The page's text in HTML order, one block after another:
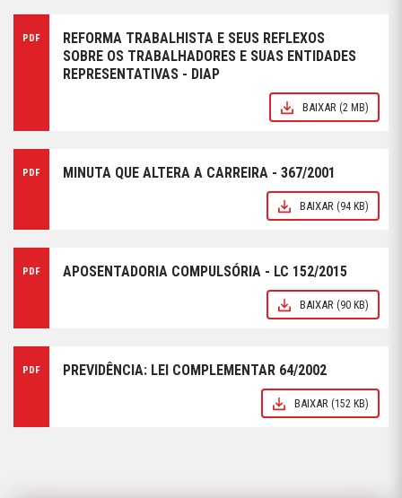
REFORMA TRABALHISTA E SEUS REFLEXOS
SOBRE OS TRABALHADORES E SUAS ENTIDADES
REPRESENTATIVAS - DIAP
BAIXAR (2 MB)
PDF
MINUTA QUE ALTERA A CARREIRA - 367/2001
BAIXAR (94 KB)
PDF
APOSENTADORIA COMPULSÓRIA - LC 152/2015
BAIXAR (90 KB)
PDF
PREVIDÊNCIA: LEI COMPLEMENTAR 64/2002
BAIXAR (152 KB)
PDF